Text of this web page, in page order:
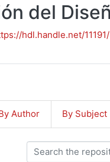
del
hdl.handle.net/
Author By Subject